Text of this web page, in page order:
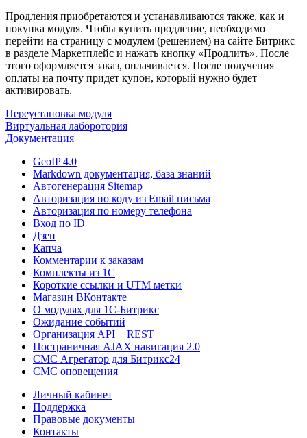
Продления приобретаются и устанавливаются также, как и
покупка модуля. Чтобы купить продление, необходимо
перейти на страницу с модулем (решением) на сайте Битрикс
в разделе Маркетплейс и нажать кнопку «Продлить». После
этого оформляется заказ, оплачивается. После получения
оплаты на почту придет купон, который нужно будет
активировать.
Переустановка модуля
Виртуальная лаборотория
Документация
GeoIP 4.0
Markdown документация, база знаний
Автогенерация Sitemap
Авторизация по коду из Email письма
Авторизация по номеру телефона
Вход по ID
Дзен
Капча
Комментарии к заказам
Комплекты из 1C
Короткие ссылки и UTM метки
Магазин ВКонтакте
О модулях для 1С-Битрикс
Ожидание событий
Организация API + REST
Постраничная AJAX навигация 2.0
СМС Агрегатор для Битрикс24
СМС оповещения
Личный кабинет
Поддержка
Правовые документы
Контакты